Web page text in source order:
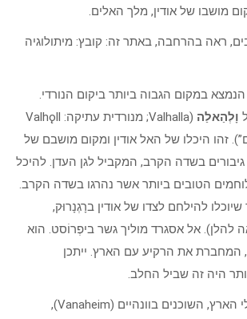
מושבו של אודין, מלך האלים.
ראה בהרחבה, באתר זה: קובץ: מיתולוגיה
במקום הגבוה ביותר ביקום הנורדי.
וָלְהַאלַה
(Valhalla; מנורדית עתיקה: Valhǫll
זהו היכלו של האל אודין ומקום מושבם של
בשדה הקרב, המקביל לגן העדן. להיכל
הטובים ביותר אשר נהרגו בשדה הקרב.
להילחם לצדו של אודין ברָגְנָרוּק,
להלן). אל אסגרד מוליך גשר ביפְרוֹסט. הוא
את הרקיע עם הארץ. ייתכן
היה זה שביל החלב.
ב. הוָונִיר (Vanir), אלי הארץ, השוכנים בוונהיים (Vanaheim),